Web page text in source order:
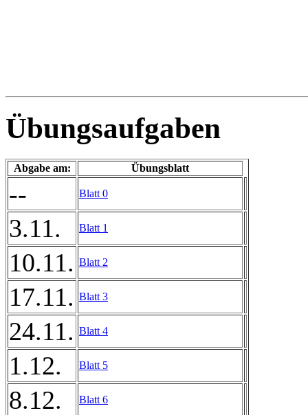
Übungsaufgaben
Abgabe am: Übungsblatt
-- Blatt 0
3.11. Blatt 1
10.11. Blatt 2
17.11. Blatt 3
24.11. Blatt 4
1.12. Blatt 5
8.12. Blatt 6